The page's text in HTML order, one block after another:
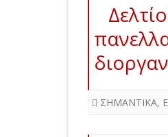
ΣΗΜΑΝΤΙΚΑ,